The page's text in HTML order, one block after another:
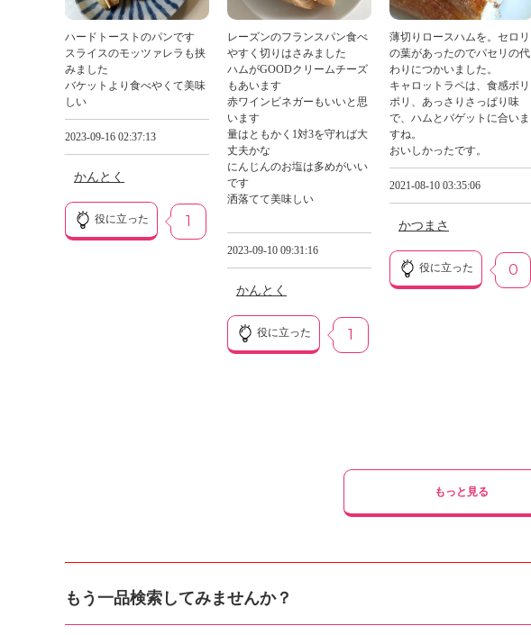
ハードトーストのパンです
スライスのモッツァレラも挟
みました
バケットより食べやくて美味
しい
2023-09-16 02:37:13
かんとく
役に立った 1
レーズンのフランスパン食べ
やすく切りはさみました
ハムがGOODクリームチーズ
もあいます
赤ワインビネガーもいいと思
います
量はともかく1対3を守れば大
丈夫かな
にんじんのお塩は多めがいい
です
洒落てて美味しい
2023-09-10 09:31:16
かんとく
役に立った 1
薄切りロースハムを。セロリ
の葉があったのでパセリの代
わりにつかいました。
キャロットラペは、食感ポリ
ポリ、あっさりさっぱり味
で、ハムとバゲットに合いま
すね。
おいしかったです。
2021-08-10 03:35:06
かつまさ
役に立った 0
もっと見る
もう一品検索してみませんか？